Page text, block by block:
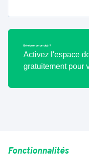
Bénévole de ce club ?
Activez l'espace
gratuitement pour
Fonctionnalités